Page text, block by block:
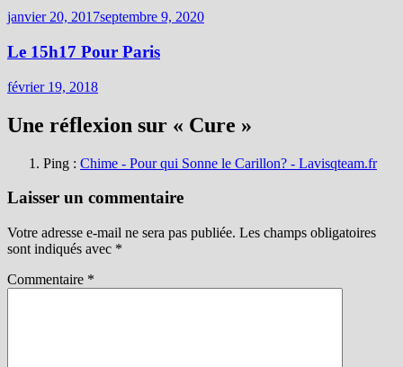
janvier 20, 2017septembre 9, 2020
Le 15h17 Pour Paris
février 19, 2018
Une réflexion sur « Cure »
Ping : Chime - Pour qui Sonne le Carillon? - Lavisqteam.fr
Laisser un commentaire
Votre adresse e-mail ne sera pas publiée. Les champs obligatoires
sont indiqués avec *
Commentaire *